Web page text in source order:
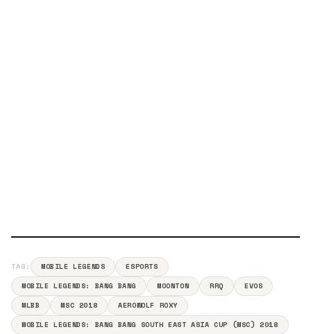
TAG: MOBILE LEGENDS
ESPORTS
MOBILE LEGENDS: BANG BANG
MOONTON RRQ
EVOS
MLBB
MSC 2018
AEROWOLF ROXY
MOBILE LEGENDS: BANG BANG SOUTH EAST ASIA CUP (MSC) 2018